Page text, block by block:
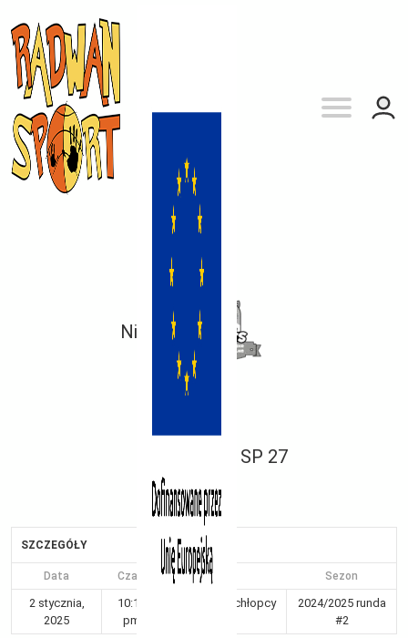
Niepo
SP 27
SZCZEGÓŁY
Data Czas Liga Sezon
2 stycznia,
2025
10:15
pm
Kraków 7-8 chłopcy
2024/2025 runda
#2